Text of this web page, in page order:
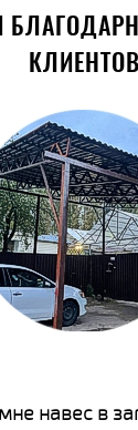
КЛИЕНТОВ
навес в